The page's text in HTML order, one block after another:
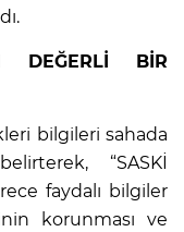
DEĞERLİ BİR
bilgileri sahada
“SASKİ
faydalı bilgiler
korunması ve